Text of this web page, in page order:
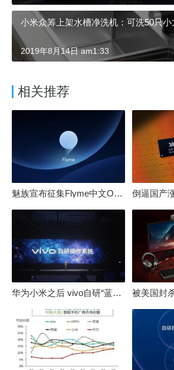
小米众筹上架水槽净洗机：可洗50只小
2019年8月14日 am1:33
相关推荐
魅族宣布征集Flyme中文OS名：要像鸿蒙、澎湃一样响亮
华为小米之后 vivo自研“蓝河”操作系统重磅发布